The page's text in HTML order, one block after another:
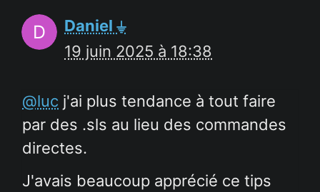
Daniel ⏚
19 juin 2025 à 18:38
@luc j'ai plus tendance à tout faire
par des .sls au lieu des commandes
directes.
J'avais beaucoup apprécié ce tips